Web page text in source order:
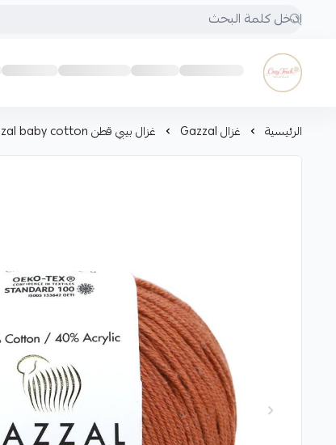
Cozy touch
الرئيسية غزال Gazzal غزال بيبي قطن Gazzal baby cotton